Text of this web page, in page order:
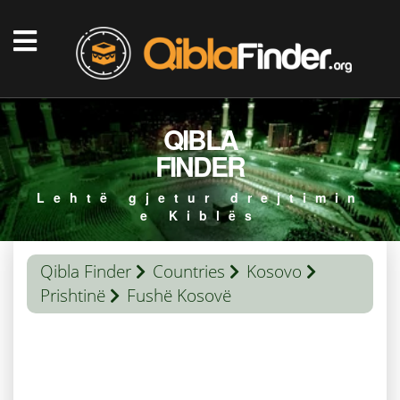
QIBLA
FINDER
Lehtë gjetur drejtimin
e Kiblës
Qibla Finder Countries
Kosovo
Prishtinë
Fushë Kosovë